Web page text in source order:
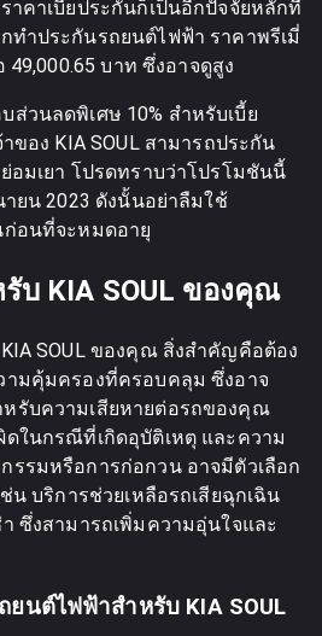
คาเบี้ยประกันก็เป็นอีกปัจจัยหลักที่
ทำประกันรถยนต์ไฟฟ้า ราคาพรีเมี่
49,000.65 บาท ซึ่งอาจดูสูง
วนลดพิเศษ 10% สำหรับเบี้ย
ของ KIA SOUL สามารถประกัน
อมเยา โปรดทราบว่าโปรโมชันนี้
ยน 2023 ดังนั้นอย่าลืมใช้
อนที่จะหมดอายุ
บ KIA SOUL ของคุณ
SOUL ของคุณ สิ่งสำคัญคือต้อง
มคุ้มครองที่ครอบคลุม ซึ่งอาจ
รับความเสียหายต่อรถของคุณ
ในกรณีที่เกิดอุบัติเหตุ และความ
รรมหรือการก่อกวน อาจมีตัวเลือก
น บริการช่วยเหลือรถเสียฉุกเฉิน
ซึ่งสามารถเพิ่มความอุ่นใจและ
ยนต์ไฟฟ้าสำหรับ KIA SOUL